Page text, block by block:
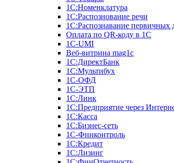
1С:Номенклатура
1С:Распознование речи
1С:Распознавание первичных
Оплата по QR-коду в 1С
1С-UMI
Веб-витрина mag1c
1С:ДиректБанк
1С:Мультибух
1С-ОФД
1С-ЭТП
1С:Линк
1С:Предприятие через
1С:Касса
1С:Бизнес-сеть
1С-Финконтроль
1С:Кредит
1С:Лизинг